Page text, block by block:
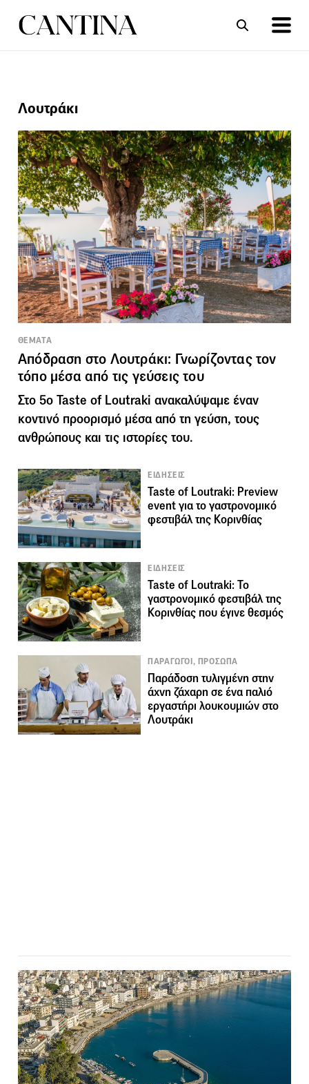
Λουτράκι
ΘΕΜΑΤΑ
Απόδραση στο Λουτράκι: Γνωρίζοντας τον
τόπο μέσα από τις γεύσεις του
Στο 5ο Taste of Loutraki ανακαλύψαμε έναν
κοντινό προορισμό μέσα από τη γεύση, τους
ανθρώπους και τις ιστορίες του.
ΕΙΔΗΣΕΙΣ
Taste of Loutraki: Preview
event για το γαστρονομικό
φεστιβάλ της Κορινθίας
ΕΙΔΗΣΕΙΣ
Taste of Loutraki: Το
γαστρονομικό φεστιβάλ της
Κορινθίας που έγινε θεσμός
ΠΑΡΑΓΩΓΟΙ, ΠΡΟΣΩΠΑ
Παράδοση τυλιγμένη στην
άχνη ζάχαρη σε ένα παλιό
εργαστήρι λουκουμιών στο
Λουτράκι